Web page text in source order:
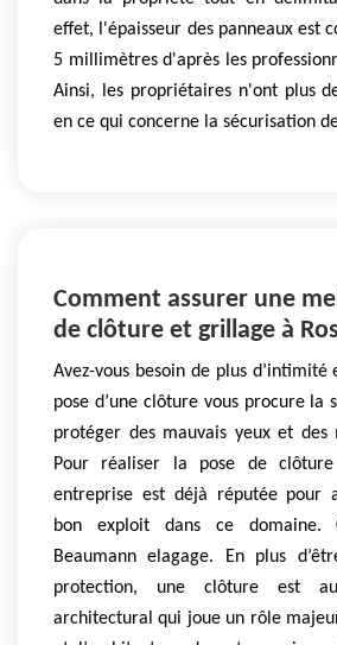
effet, l'épaisseur des panneaux est
5 millimètres d'après les
Ainsi, les propriétaires n'ont plus
en ce qui concerne la sécurisation
Comment assurer une
de clôture et grillage à
Avez-vous besoin de plus d’intimité
pose d’une clôture vous procure la
protéger des mauvais yeux et des
Pour réaliser la pose de
entreprise est déjà réputée pour
bon exploit dans ce domaine.
Beaumann elagage. En plus
protection, une clôture est
architectural qui joue un rôle